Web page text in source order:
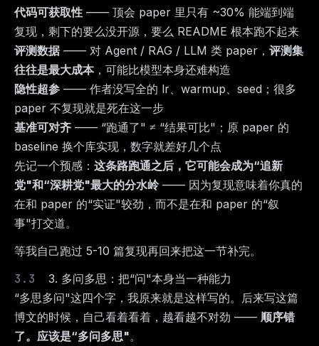
代码可获取性 —— 顶会 paper 里只有 ~30% 能端到端
复现，剩下的要么没开源，要么 README 根本跑不起来
评测数据—— 对 Agent / RAG / LLM 类 paper， 评测集
往往是最大成本，可能比模型本身还难构造
隐性超参 —— 作者没写全的 lr、warmup、seed；很多
paper 不复现就是死在这一步
基准可对齐 —— “跑通了" ≠ “结果可比"；原 paper 的
baseline 换个库实现，数字就差好几个点
先记一个预感： 这条路跑通之后，它可能会成为“追新
党"和“深耕党"最大的分水岭—— 因为复现意味着你真的
在和 paper 的“实证"较劲，而不是在和 paper 的“叙
事"打交道。
等我自己跑过 5-10 篇复现再回来把这一节补完。
3. 多问多思：把“问"本身当一种能力
“多思多问"这四个字，我原来就是这样写的。后来写这篇
博文的时候，自己看着看着，越看越不对劲 —— 顺序错
了。应该是“多问多思"。